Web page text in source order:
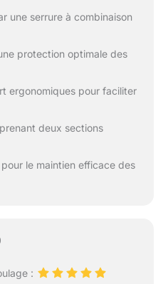
une serrure à combinaison
protection optimale des
ergonomiques pour faciliter
deux sections
le maintien efficace des
: